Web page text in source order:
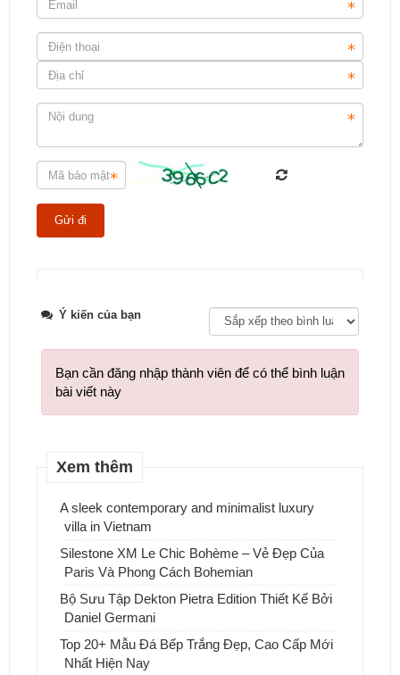
Ý kiến của bạn
Bạn cần đăng nhập thành viên để có thể bình luận
bài viết này
Xem thêm
A sleek contemporary and minimalist luxury
villa in Vietnam
Silestone XM Le Chic Bohème – Vẻ Đẹp Của
Paris Và Phong Cách Bohemian
Bộ Sưu Tập Dekton Pietra Edition Thiết Kế Bởi
Daniel Germani
Top 20+ Mẫu Đá Bếp Trắng Đẹp, Cao Cấp Mới
Nhất Hiện Nay